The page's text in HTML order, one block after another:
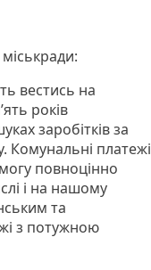
вестись на
років
заробітків за
Комунальні платежі
повноцінно
і на нашому
та
з потужною